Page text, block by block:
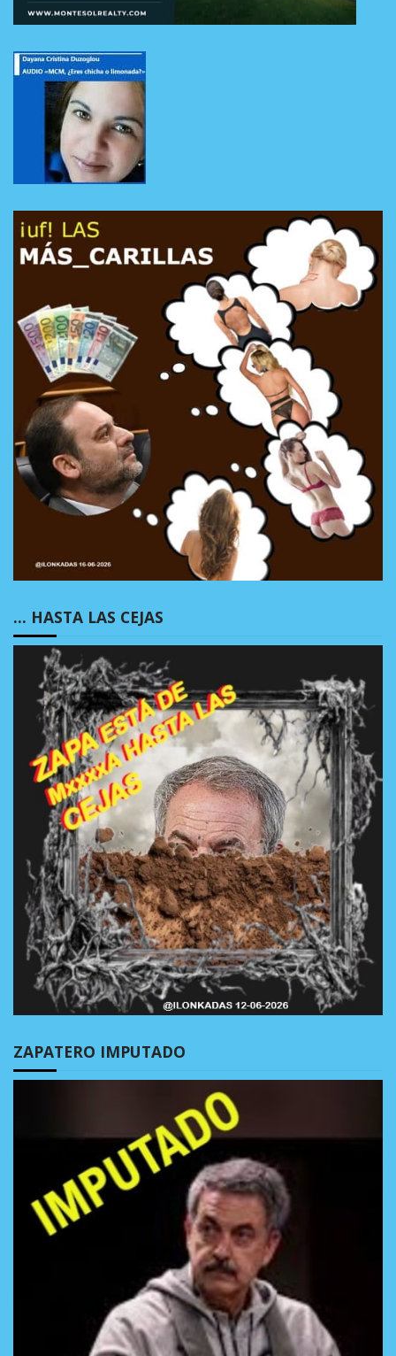
… HASTA LAS CEJAS
ZAPATERO IMPUTADO